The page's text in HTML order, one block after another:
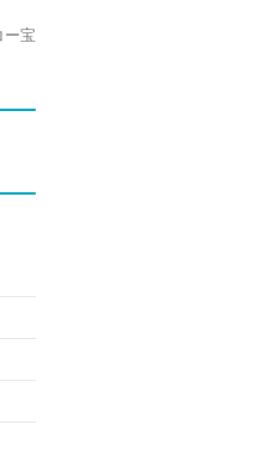
ー宝